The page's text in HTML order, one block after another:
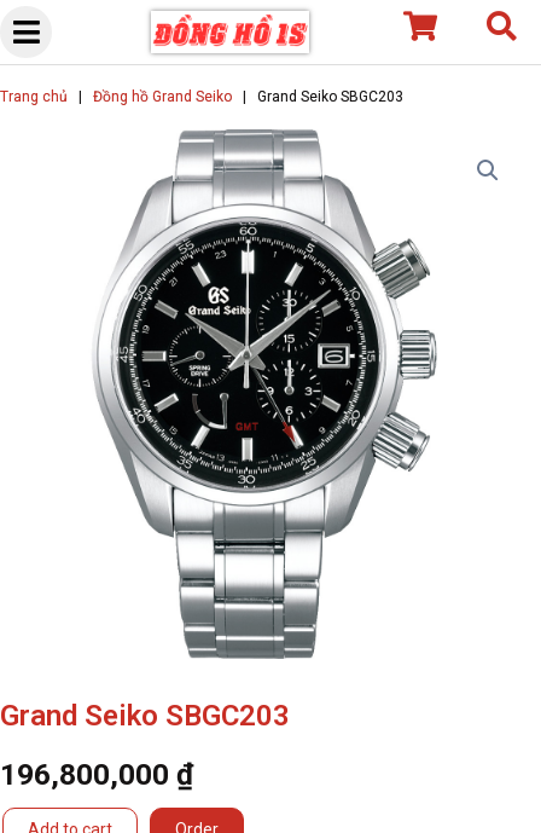
Skip
content
Trang chủ Đồng hồ Grand Seiko Grand Seiko SBGC203
Grand Seiko SBGC203
196,800,000 ₫
GrandAdd to cart Order